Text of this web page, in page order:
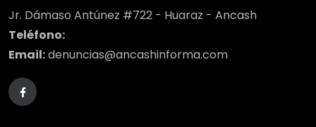
Jr. Dámaso Antúnez #722 - Huaraz - Ancash
Teléfono:
Email:denuncias@ancashinforma.com